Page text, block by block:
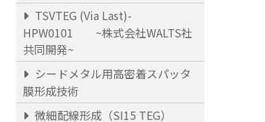
TSVTEG (Via Last)-
HPW0101 ~株式会社WALTS社
共同開発~
シードメタル用高密着スパッタ
膜形成技術
微細配線形成（SI15 TEG）